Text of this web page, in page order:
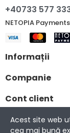
+40733 577
NETOPIA
Informații
Companie
Cont client
Acest site web
cea mai bună